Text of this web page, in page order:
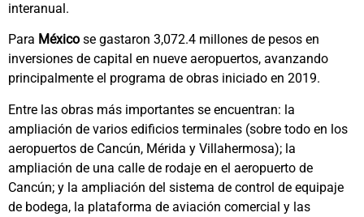
interanual.
Para México se gastaron 3,072.4 millones de pesos en
inversiones de capital en nueve aeropuertos, avanzando
principalmente el programa de obras iniciado en 2019.
Entre las obras más importantes se encuentran: la
ampliación de varios edificios terminales (sobre todo en los
aeropuertos de Cancún, Mérida y Villahermosa); la
ampliación de una calle de rodaje en el aeropuerto de
Cancún; y la ampliación del sistema de control de equipaje
de bodega, la plataforma de aviación comercial y las